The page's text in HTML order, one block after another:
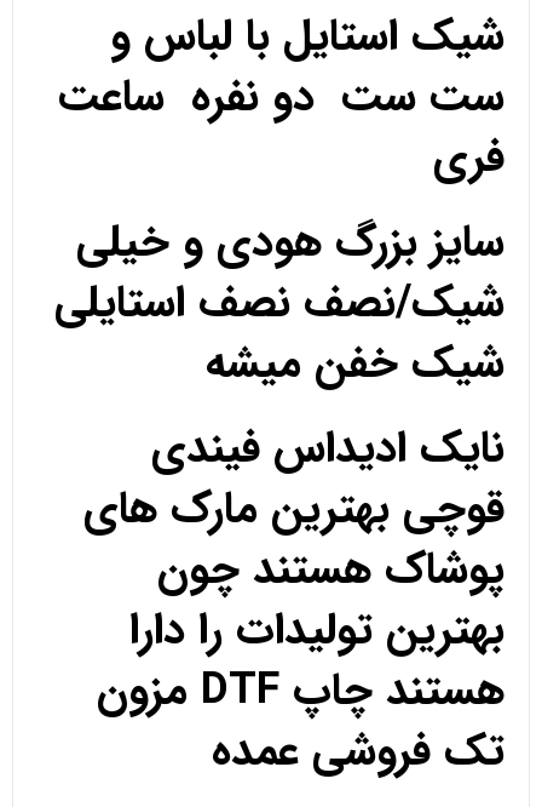
شیک استایل با لباس و
ست ست دو نفره ساعت
فری
سایز بزرگ هودی و خیلی
شیک/نصف نصف استایلی
شیک خفن میشه
نایک ادیداس فیندی
قوچی بهترین مارک های
پوشاک هستند چون
بهترین تولیدات را دارا
هستند چاپ DTF مزون
تک فروشی عمده